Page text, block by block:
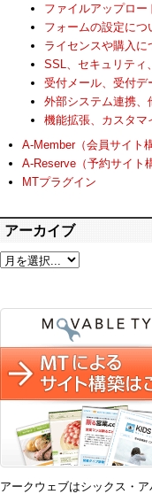
ファイルアップロー
フォームの設定につ
ライセンスや購入に
SSL、セキュリティ
受付メール、受付デ
外部システム連携、
機能拡張、カスタマ
A-Member（会員サイト
A-Reserve（予約サイト
MTプラグイン
アーカイブ
アークウェブはシックス・